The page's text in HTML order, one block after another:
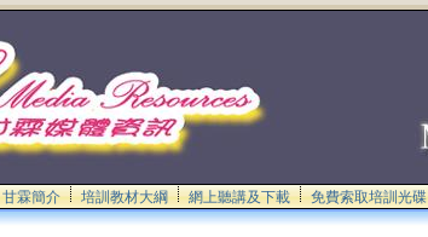
甘霖簡介 培訓教材大綱 網上聽講及下載 免費索取培訓光碟